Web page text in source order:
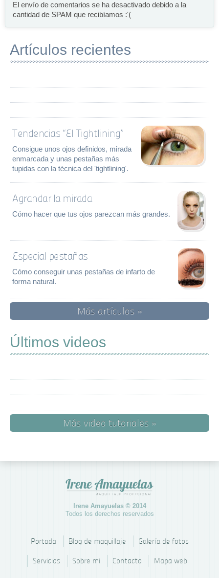
El envío de comentarios se ha desactivado debido a la
cantidad de SPAM que recibíamos :'(
Artículos recientes
Tendencias “El Tightlining”
Consigue unos ojos definidos, mirada
enmarcada y unas pestañas más
tupidas con la técnica del 'tightlining'.
Agrandar la mirada
Cómo hacer que tus ojos parezcan más grandes.
Especial pestañas
Cómo conseguir unas pestañas de infarto de
forma natural.
Más artículos »
Últimos videos
Más video tutoriales »
Irene Amayuelas © 2014
Todos los derechos reservados
Portada Blog de maquillaje Galería de fotos
Servicios Sobre mi Contacto Mapa web